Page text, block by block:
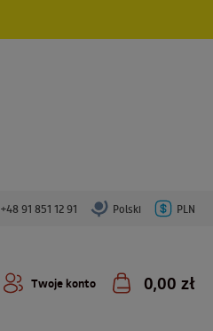
+48 91 851 12 91 Polski PLN
Twoje konto 0,00 zł